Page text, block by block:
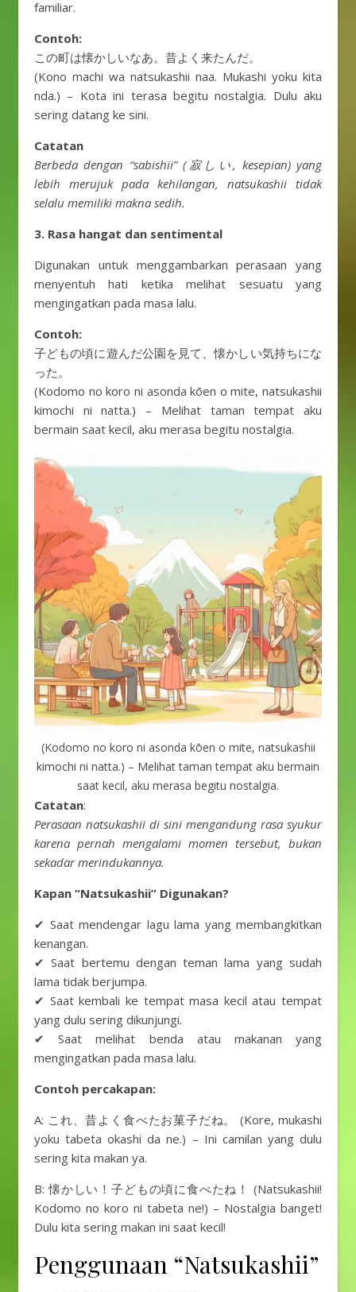
familiar.
Contoh:
この町は懐かしいなあ。昔よく来たんだ。
(Kono machi wa natsukashii naa. Mukashi yoku kita
nda.) – Kota ini terasa begitu nostalgia. Dulu aku
sering datang ke sini.
Catatan
Berbeda dengan “sabishii” (寂しい, kesepian) yang
lebih merujuk pada kehilangan, natsukashii tidak
selalu memiliki makna sedih.
3. Rasa hangat dan sentimental
Digunakan untuk menggambarkan perasaan yang
menyentuh hati ketika melihat sesuatu yang
mengingatkan pada masa lalu.
Contoh:
子どもの頃に遊んだ公園を見て、懐かしい気持ちにな
った。
(Kodomo no koro ni asonda kōen o mite, natsukashii
kimochi ni natta.) – Melihat taman tempat aku
bermain saat kecil, aku merasa begitu nostalgia.
(Kodomo no koro ni asonda kōen o mite, natsukashii
kimochi ni natta.) – Melihat taman tempat aku bermain
saat kecil, aku merasa begitu nostalgia.
Catatan:
Perasaan natsukashii di sini mengandung rasa syukur
karena pernah mengalami momen tersebut, bukan
sekadar merindukannya.
Kapan “Natsukashii” Digunakan?
✔ Saat mendengar lagu lama yang membangkitkan
kenangan.
✔ Saat bertemu dengan teman lama yang sudah
lama tidak berjumpa.
✔ Saat kembali ke tempat masa kecil atau tempat
yang dulu sering dikunjungi.
✔ Saat melihat benda atau makanan yang
mengingatkan pada masa lalu.
Contoh percakapan:
A: これ、昔よく食べたお菓子だね。 (Kore, mukashi
yoku tabeta okashi da ne.) – Ini camilan yang dulu
sering kita makan ya.
B: 懐かしい！子どもの頃に食べたね！ (Natsukashii!
Kodomo no koro ni tabeta ne!) – Nostalgia banget!
Dulu kita sering makan ini saat kecil!
Penggunaan “Natsukashii”